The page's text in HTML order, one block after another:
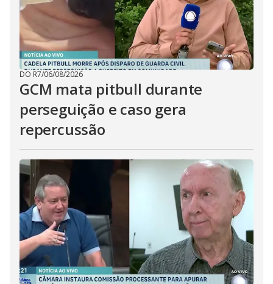
DO R7/06/08/2026
GCM mata pitbull durante
perseguição e caso gera
repercussão